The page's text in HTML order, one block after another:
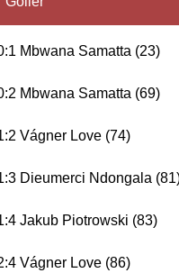
Mbwana Samatta (23)
Mbwana Samatta (69)
Vágner Love (74)
Dieumerci Ndongala
Jakub Piotrowski (83)
Vágner Love (86)